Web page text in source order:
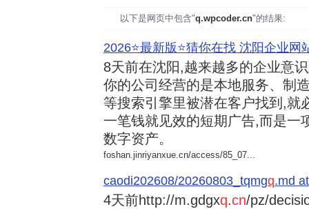
以下是网页中包含"q.wpcoder.cn"的结果:
2026⭐️最新版⭐️猜你在找 沈阳企业网
8天前在沈阳,越来越多的企业意
你的公司经营的是本地服务、制
等搜索引擎里被潜在客户找到,就
一笔钱就见效的短期广告,而是一
数字资产。
foshan.jinriyanxue.cn/access/85_07...
caodi202608/20260803_tqmgq.md
4天前http://m.gdgxq.cn/pz/